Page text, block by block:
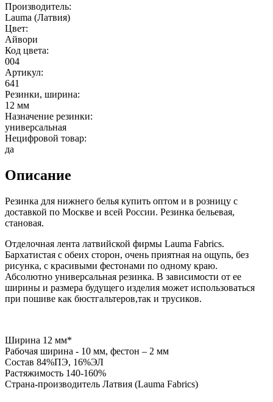
Производитель:
Lauma (Латвия)
Цвет:
Айвори
Код цвета:
004
Артикул:
641
Резинки, ширина:
12 мм
Назначение резинки:
универсальная
Нецифровой товар:
да
Описание
Резинка для нижнего белья купить оптом и в розницу с
доставкой по Москве и всей России. Резинка бельевая,
становая.
Отделочная лента латвийской фирмы Lauma Fabrics.
Бархатистая с обеих сторон, очень приятная на ощупь, без
рисунка, с красивыми фестонами по одному краю.
Абсолютно универсальная резинка. В зависимости от ее
ширины и размера будущего изделия может использоваться
при пошиве как бюстгальтеров,так и трусиков.
Ширина 12 мм*
Рабочая ширина - 10 мм, фестон – 2 мм
Состав 84%ПЭ, 16%ЭЛ
Растяжимость 140-160%
Страна-производитель Латвия (Lauma Fabrics)